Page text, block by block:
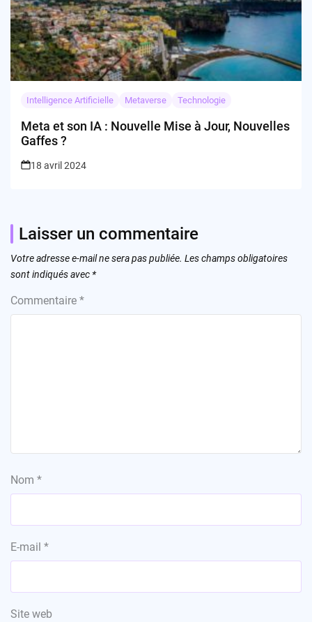
Intelligence Artificielle Metaverse Technologie
Meta et son IA : Nouvelle Mise à Jour, Nouvelles
Gaffes ?
18 avril 2024
Laisser un commentaire
Votre adresse e-mail ne sera pas publiée. Les champs obligatoires
sont indiqués avec *
Commentaire *
Nom *
E-mail *
Site web